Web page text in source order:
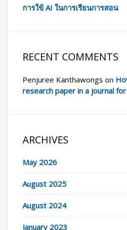
การใข้ AI ในการเรียนการสอน
RECENT COMMENTS
Penjuree Kanthawongs on
research paper in a journal
ARCHIVES
May 2026
August 2025
August 2024
January 2023